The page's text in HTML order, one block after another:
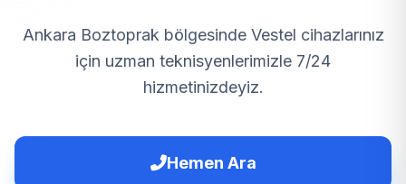
Ankara Boztoprak bölgesinde Vestel cihazlarınız
için uzman teknisyenlerimizle 7/24
hizmetinizdeyiz.
Hemen Ara